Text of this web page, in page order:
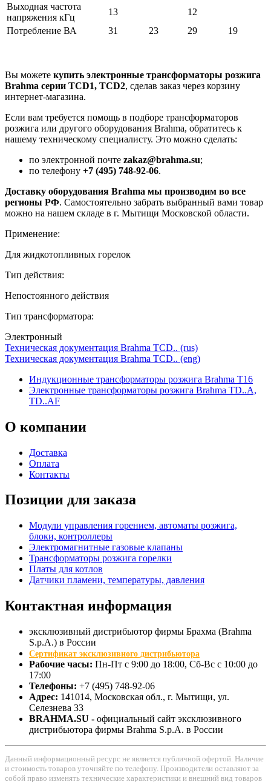
Выходная частота
напряжения кГц
13
12
Потребление ВА
31 23 29 19
Вы можете купить электронные трансформаторы розжига
Brahma серии TCD1, TCD2, сделав заказ через корзину
интернет-магазина.
Если вам требуется помощь в подборе трансформаторов
розжига или другого оборудования Brahma, обратитесь к
нашему техническому специалисту. Это можно сделать:
по электронной почте zakaz@brahma.su;
по телефону +7 (495) 748-92-06.
Доставку оборудования Brahma мы производим во все
регионы РФ. Самостоятельно забрать выбранный вами товар
можно на нашем складе в г. Мытищи Московской области.
Применение:
Для жидкотопливных горелок
Тип действия:
Непостоянного действия
Тип трансформатора:
Электронный
Техническая документация Brahma TCD.. (rus)
Техническая документация Brahma TCD.. (eng)
Индукционные трансформаторы розжига Brahma T16
Электронные трансформаторы розжига Brahma TD..A,
TD..AF
О компании
Доставка
Оплата
Контакты
Позиции для заказа
Модули управления горением, автоматы розжига,
блоки, контроллеры
Электромагнитные газовые клапаны
Трансформаторы розжига горелки
Платы для котлов
Датчики пламени, температуры, давления
Контактная информация
эксклюзивный дистрибьютор фирмы Брахма (Brahma
S.p.A.) в России
Сертификат эксклюзивного дистрибьютора
Рабочие часы: Пн-Пт с 9:00 до 18:00, Сб-Вс с 10:00 до
17:00
Телефоны: +7 (495) 748-92-06
Адрес: 141014, Московская обл., г. Мытищи, ул.
Селезнева 33
BRAHMA.SU - официальный сайт эксклюзивного
дистрибьютора фирмы Brahma S.p.A. в России
Данный информационный ресурс не является публичной офертой. Наличие
и стоимость товаров уточняйте по телефону. Производители оставляют за
собой право изменять технические характеристики и внешний вид товаров